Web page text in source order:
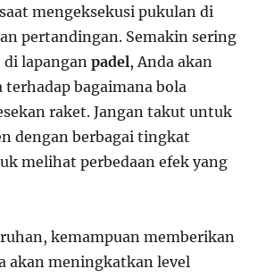
mengeksekusi pukulan di
pertandingan. Semakin sering
di lapanganpadel, Anda akan
terhadap bagaimana bola
raket. Jangan takut untuk
dengan berbagai tingkat
melihat perbedaan efek yang
kemampuan memberikan
akan meningkatkan level